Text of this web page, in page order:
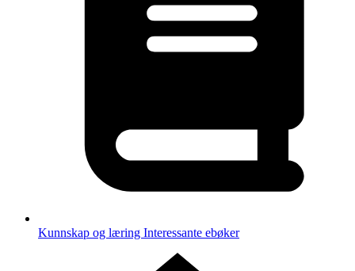
Kunnskap og læring Interessante ebøker